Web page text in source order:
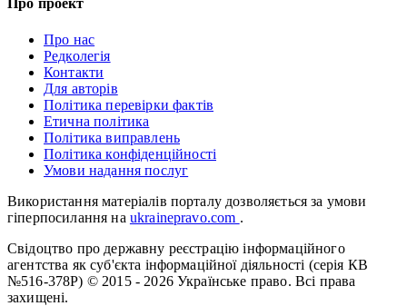
Про проект
Про нас
Редколегія
Контакти
Для авторів
Політика перевірки фактів
Етична політика
Політика виправлень
Політика конфіденційності
Умови надання послуг
Використання матеріалів порталу дозволяється за умови
гіперпосилання на ukrainepravo.com .
Свідоцтво про державну реєстрацію інформаційного
агентства як суб'єкта інформаційної діяльності (серія КВ
№516-378Р) © 2015 - 2026 Українське право. Всі права
захищені.